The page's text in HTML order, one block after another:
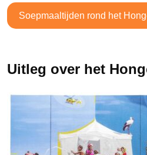
Soepmaaltijden rond het
Uitleg over het